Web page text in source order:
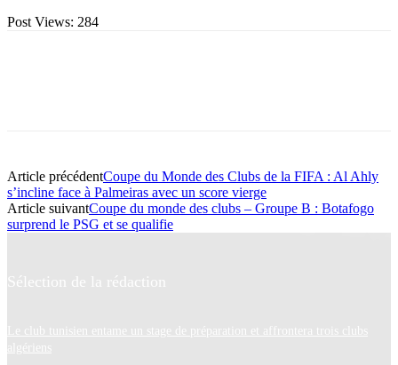
Post Views: 284
Article précédentCoupe du Monde des Clubs de la FIFA : Al Ahly
s’incline face à Palmeiras avec un score vierge
Article suivantCoupe du monde des clubs – Groupe B : Botafogo
surprend le PSG et se qualifie
Sélection de la rédaction
Le club tunisien entame un stage de préparation et affrontera trois clubs
algériens